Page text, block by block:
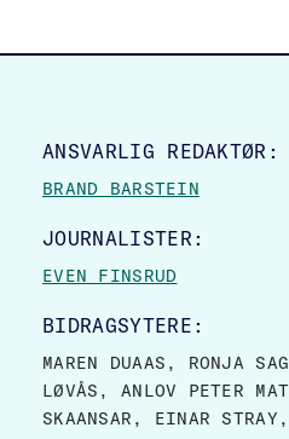
SITE FOOTER
ANSVARLIG REDAKTØR:
BRAND BARSTEIN
JOURNALISTER:
EVEN FINSRUD
BIDRAGSYTERE:
MAREN DUAAS, RONJA
LØVÅS, ANLOV PETER
SKAANSAR, EINAR